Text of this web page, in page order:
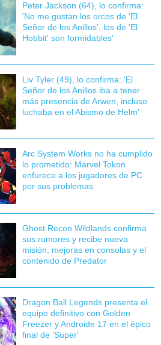
Peter Jackson (64), lo confirma:
'No me gustan los orcos de 'El
Señor de los Anillos', los de 'El
Hobbit' son formidables'
Liv Tyler (49), lo confirma: 'El
Señor de los Anillos iba a tener
más presencia de Arwen, incluso
luchaba en el Abismo de Helm'
Arc System Works no ha cumplido
lo prometido: Marvel Tokon
enfurece a los jugadores de PC
por sus problemas
Ghost Recon Wildlands confirma
sus rumores y recibe nueva
misión, mejoras en consolas y el
contenido de Predator
Dragon Ball Legends presenta el
equipo definitivo con Golden
Freezer y Androide 17 en el épico
final de 'Super'